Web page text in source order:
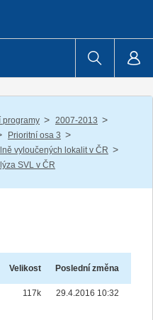
programy / 2007-2013 /
Prioritní osa 3 /
vyloučených lokalit v ČR /
SVL v ČR
Velikost Poslední změna
117k 29.4.2016 10:32